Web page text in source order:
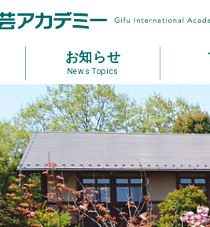
お知らせ
News Topics